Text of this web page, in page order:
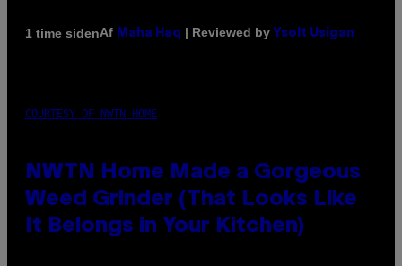
1 time sidenAf Maha Haq | Reviewed by Ysolt Usigan
COURTESY OF NWTN HOME
NWTN Home Made a Gorgeous
Weed Grinder (That Looks Like
It Belongs in Your Kitchen)